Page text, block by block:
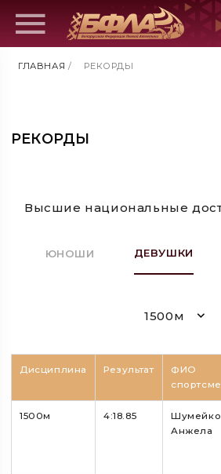
ГЛАВНАЯ / РЕКОРДЫ
РЕКОРДЫ
Высшие национальные
ЮНОШИ ДЕВУШКИ
1500м
Дисциплина Результат
ФИО
1500м 4:18.85
Шумейко
Анжела